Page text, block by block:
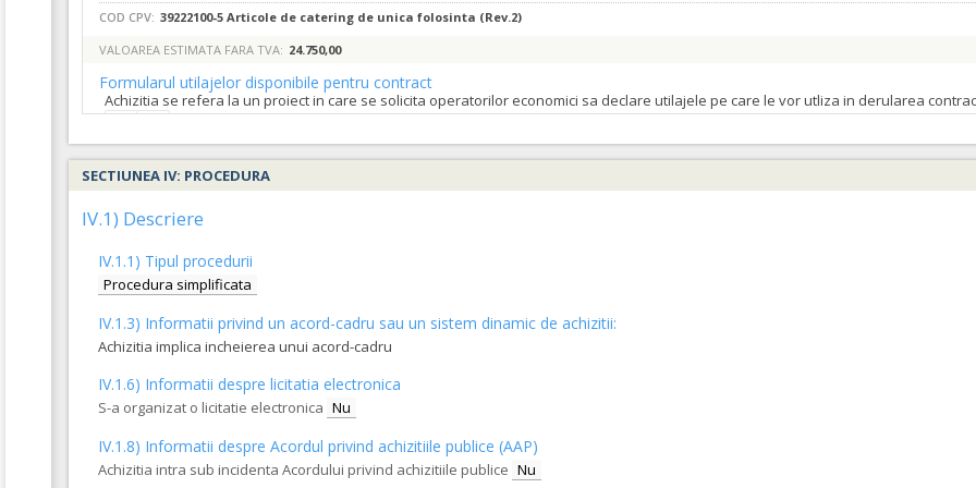
COD CPV: 39222100-5 Articole de catering de unica folosinta (Rev.2)
VALOAREA ESTIMATA FARA TVA: 24.750,00
Formularul utilajelor disponibile pentru contract
Achizitia se refera la un proiect in care se solicita operatorilor economici sa declare utilajele pe care le vor utliza in derularea
4. Caserole biodegradabile dreptunghiulare transparente, capac rabatabil, PLA, 1000ml
COD CPV: 39222100-5 Articole de catering de unica folosinta (Rev.2)
Formularul utilajelor disponibile pentru contract
Achizitia se refera la un proiect in care se solicita operatorilor economici sa declare utilajele pe care le vor utliza in derularea
Da Nu
5. Caserole biodegradabile dreptunghiulare transparente, capac rabatabIl, PLA, 500ml
COD CPV: 39222100-5 Articole de catering de unica folosinta (Rev.2)
VALOAREA ESTIMATA FARA TVA: 5.500,00
Formularul utilajelor disponibile pentru contract
SECTIUNEA IV: PROCEDURA
IV.1) Descriere
IV.1.1) Tipul procedurii
Procedura simplificata
IV.1.3) Informatii privind un acord-cadru sau un sistem dinamic de achizitii:
Achizitia implica incheierea unui acord-cadru
IV.1.6) Informatii despre licitatia electronica
S-a organizat o licitatie electronica Nu
IV.1.8) Informatii despre Acordul privind achizitiile publice (AAP)
Achizitia intra sub incidenta Acordului privind achizitiile publice Nu